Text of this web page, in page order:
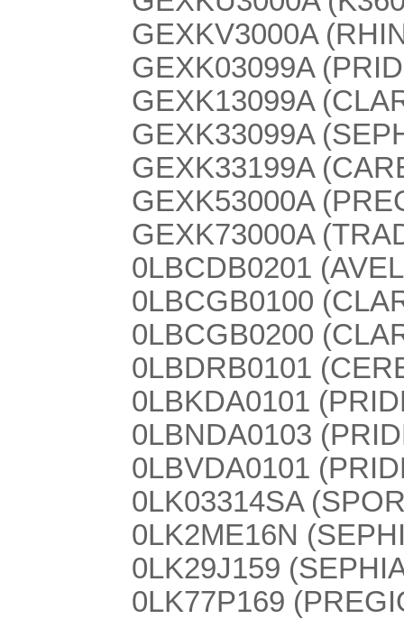
GEXKV3000A
GEXK03099A
GEXK13099A
GEXK33099A
GEXK33199A
GEXK53000A
GEXK73000A
0LBCDB0201
0LBCGB0100
0LBCGB0200
0LBDRB0101
0LBKDA0101
0LBNDA0103
0LBVDA0101
0LK03314SA
0LK2ME16N
0LK29J159
0LK77P169